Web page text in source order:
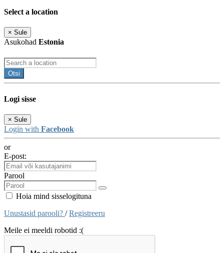
Select a location
× Sule
Asukohad Estonia
Otsi
Logi sisse
× Sule
Login with Facebook
or
E-post:
Parool
Hoia mind sisselogituna
Unustasid parooli? /Registreeru
Meile ei meeldi robotid :(